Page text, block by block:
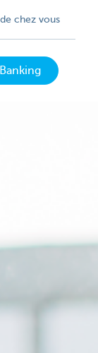
chez vous